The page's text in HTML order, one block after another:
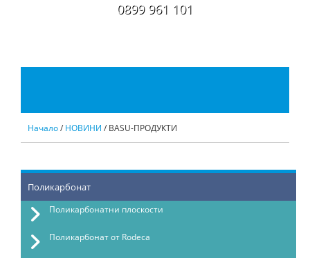
0899 961 101
Начало/ НОВИНИ / BASU-ПРОДУКТИ
Поликарбонат
Поликарбонатни плоскости
Поликарбонат от Rodeca